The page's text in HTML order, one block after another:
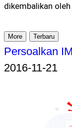
dikembalikan
More Terbaru
Persoalkan
2016-11-21